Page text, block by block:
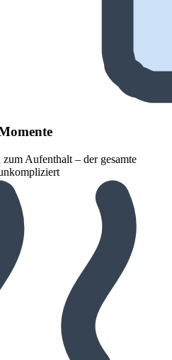
Aufenthalt – der gesamte